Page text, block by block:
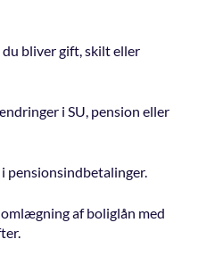
bliver gift, skilt eller
i SU, pension eller
pensionsindbetalinger.
af boliglån med